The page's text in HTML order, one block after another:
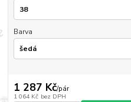
Barva
1 287 Kč/pár
1 064 Kč bez DPH